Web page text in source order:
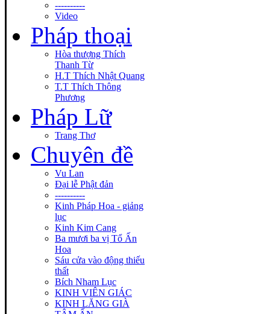
----------
Video
Pháp thoại
Hòa thượng Thích
Thanh Từ
H.T Thích Nhật Quang
T.T Thích Thông
Phương
Pháp Lữ
Trang Thơ
Chuyên đề
Vu Lan
Đại lễ Phật đản
----------
Kinh Pháp Hoa - giảng
lục
Kinh Kim Cang
Ba mươi ba vị Tổ Ấn
Hoa
Sáu cửa vào động thiếu
thất
Bích Nham Lục
KINH VIÊN GIÁC
KINH LĂNG GIÀ